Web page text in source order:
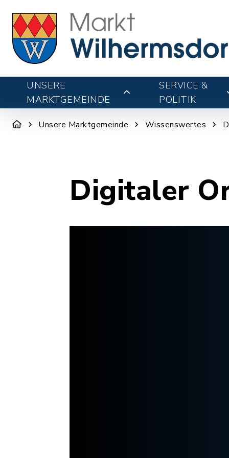
UNSERE
MARKTGEMEINDE
SERVICE &
POLITIK
Unsere Marktgemeinde Wissenswertes
Digitaler